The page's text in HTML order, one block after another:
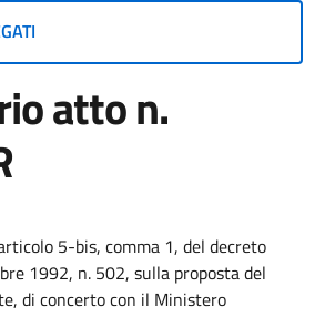
atto n.
5-bis, comma 1, del decreto
1992, n. 502, sulla proposta del
di concerto con il Ministero